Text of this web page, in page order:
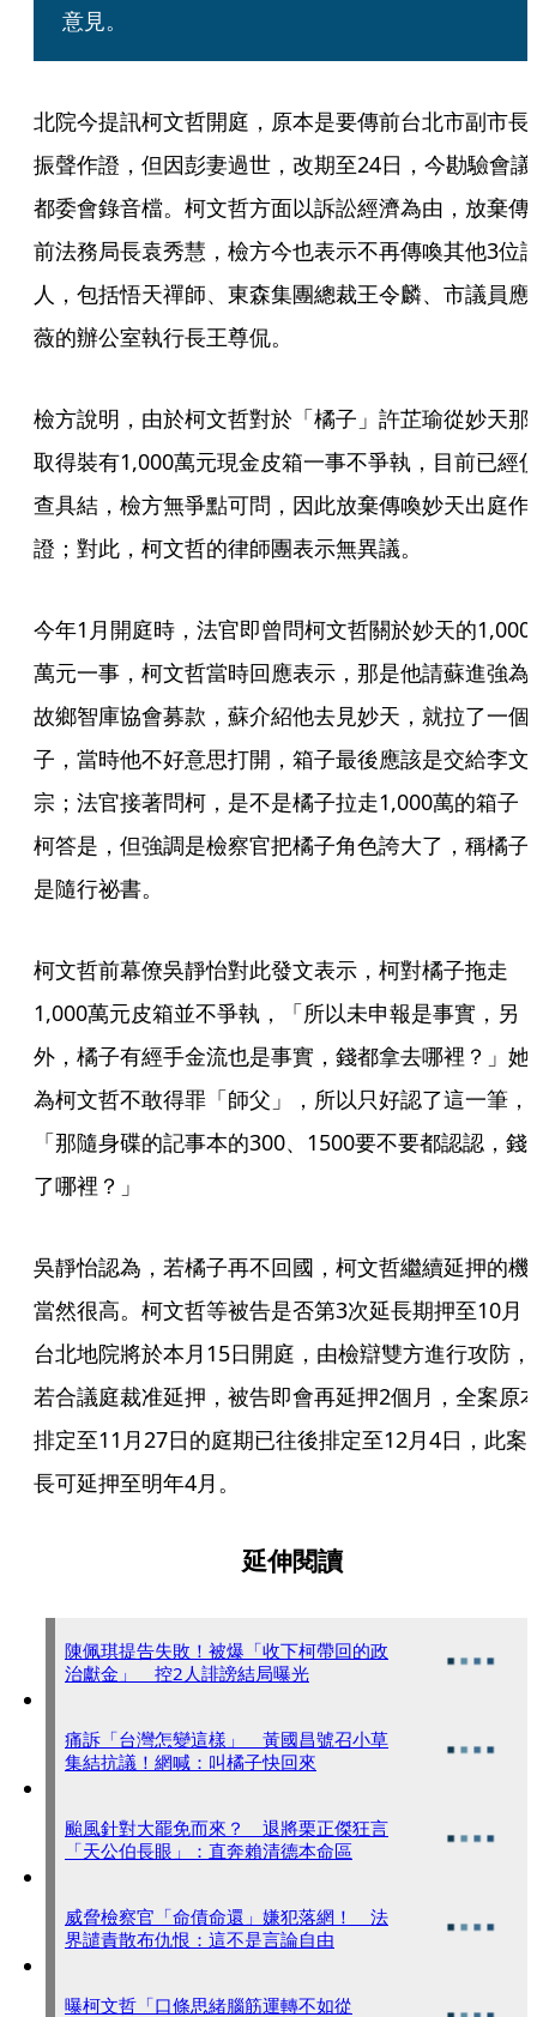
意見。
北院今提訊柯文哲開庭，原本是要傳前台北市副市長
振聲作證，但因彭妻過世，改期至24日，今勘驗會議
都委會錄音檔。柯文哲方面以訴訟經濟為由，放棄傳
前法務局長袁秀慧，檢方今也表示不再傳喚其他3位
人，包括悟天禪師、東森集團總裁王令麟、市議員應
薇的辦公室執行長王尊侃。
檢方說明，由於柯文哲對於「橘子」許芷瑜從妙天那
取得裝有1,000萬元現金皮箱一事不爭執，目前已經
查具結，檢方無爭點可問，因此放棄傳喚妙天出庭作
證；對此，柯文哲的律師團表示無異議。
今年1月開庭時，法官即曾問柯文哲關於妙天的1,000
萬元一事，柯文哲當時回應表示，那是他請蘇進強為
故鄉智庫協會募款，蘇介紹他去見妙天，就拉了一個
子，當時他不好意思打開，箱子最後應該是交給李文
宗；法官接著問柯，是不是橘子拉走1,000萬的箱子
柯答是，但強調是檢察官把橘子角色誇大了，稱橘子
是隨行祕書。
柯文哲前幕僚吳靜怡對此發文表示，柯對橘子拖走
1,000萬元皮箱並不爭執，「所以未申報是事實，另
外，橘子有經手金流也是事實，錢都拿去哪裡？」她
為柯文哲不敢得罪「師父」，所以只好認了這一筆，
「那隨身碟的記事本的300、1500要不要都認認，錢
了哪裡？」
吳靜怡認為，若橘子再不回國，柯文哲繼續延押的機
當然很高。柯文哲等被告是否第3次延長期押至10月
台北地院將於本月15日開庭，由檢辯雙方進行攻防，
若合議庭裁准延押，被告即會再延押2個月，全案原
排定至11月27日的庭期已往後排定至12月4日，此案
長可延押至明年4月。
延伸閱讀
陳佩琪提告失敗！被爆「收下柯帶回的政
治獻金」 控2人誹謗結局曝光
痛訴「台灣怎變這樣」 黃國昌號召小草
集結抗議！網喊：叫橘子快回來
颱風針對大罷免而來？ 退將栗正傑狂言
「天公伯長眼」：直奔賴清德本命區
威脅檢察官「命債命還」嫌犯落網！ 法
界譴責散布仇恨：這不是言論自由
曝柯文哲「口條思緒腦筋運轉不如從